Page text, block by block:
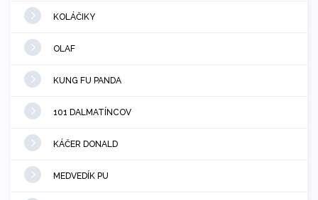
KOLÁČIKY
OLAF
KUNG FU PANDA
101 DALMATÍNCOV
KÁČER DONALD
MEDVEDÍK PU